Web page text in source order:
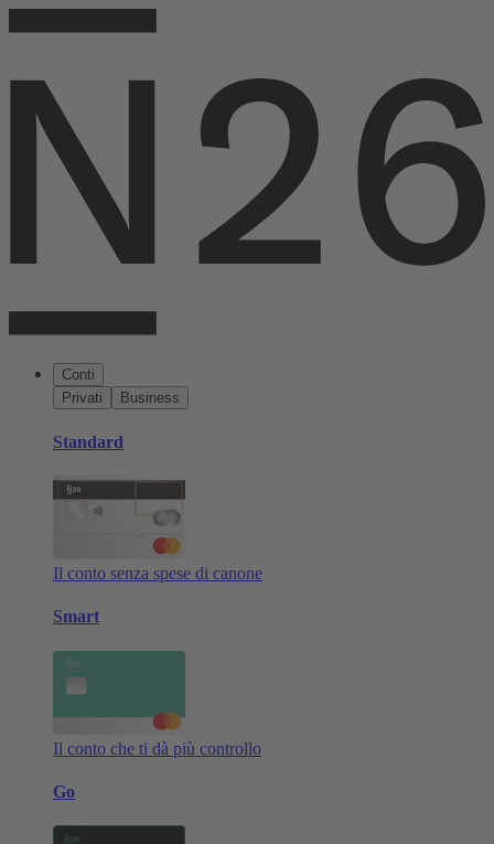
Conti
Privati
Business
Standard
Il conto senza spese di canone
Smart
Il conto che ti dà più controllo
Go